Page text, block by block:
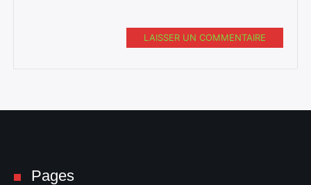
LAISSER UN COMMENTAIRE
Pages